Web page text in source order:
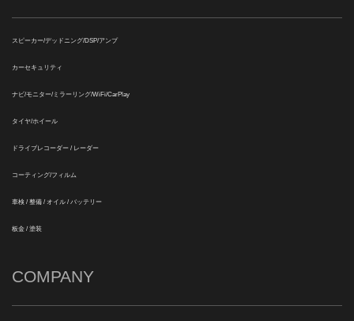
スピーカー/デッドニング/DSP/アンプ
カーセキュリティ
ナビ/モニター/ミラーリング/WiFi/CarPlay
タイヤ/ホイール
ドライブレコーダー / レーダー
コーティング/フィルム
車検 / 整備 / オイル / バッテリー
板金 / 塗装
COMPANY